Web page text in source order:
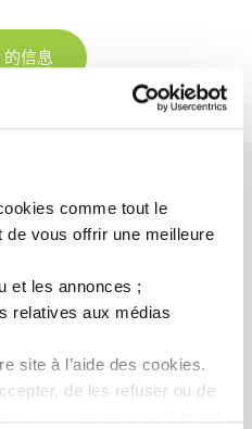
comme tout le
de vous offrir une meilleure
et les annonces ;​
relatives aux médias
site à l’aide des cookies.​
de les refuser ou de
的信息